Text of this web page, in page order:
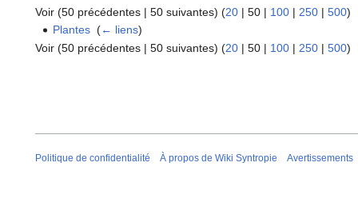
Voir (50 précédentes | 50 suivantes) (20 | 50 | 100 | 250 | 500)
Plantes ‎(← liens)
Voir (50 précédentes | 50 suivantes) (20 | 50 | 100 | 250 | 500)
Politique de confidentialité À propos de Wiki Syntropie Avertissements